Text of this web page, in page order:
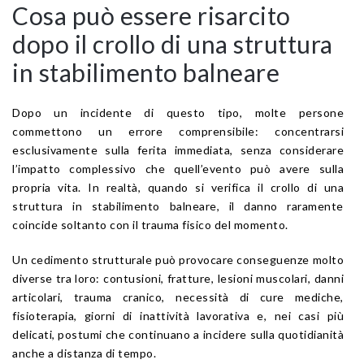
Cosa può essere risarcito
dopo il crollo di una struttura
in stabilimento balneare
Dopo un incidente di questo tipo, molte persone
commettono un errore comprensibile: concentrarsi
esclusivamente sulla ferita immediata, senza considerare
l’impatto complessivo che quell’evento può avere sulla
propria vita. In realtà, quando si verifica il crollo di una
struttura in stabilimento balneare, il danno raramente
coincide soltanto con il trauma fisico del momento.
Un cedimento strutturale può provocare conseguenze molto
diverse tra loro: contusioni, fratture, lesioni muscolari, danni
articolari, trauma cranico, necessità di cure mediche,
fisioterapia, giorni di inattività lavorativa e, nei casi più
delicati, postumi che continuano a incidere sulla quotidianità
anche a distanza di tempo.